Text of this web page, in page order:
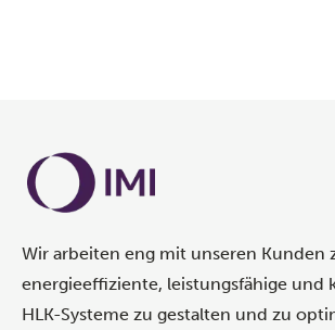
Wir arbeiten eng mit unseren Kunden
energieeffiziente, leistungsfähige und
HLK-Systeme zu gestalten und zu